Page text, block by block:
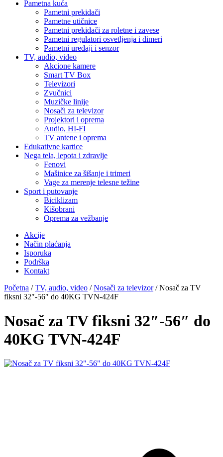
Pametna kuća
Pametni prekidači
Pametne utičnice
Pametni prekidači za roletne i zavese
Pametni regulatori osvetljenja i dimeri
Pametni uređaji i senzor
TV, audio, video
Akcione kamere
Smart TV Box
Televizori
Zvučnici
Muzičke linije
Nosači za televizor
Projektori i oprema
Audio, HI-FI
TV antene i oprema
Edukativne kartice
Nega tela, lepota i zdravlje
Fenovi
Mašinice za šišanje i trimeri
Vage za merenje telesne težine
Sport i putovanje
Biciklizam
Kišobrani
Oprema za vežbanje
Akcije
Način plaćanja
Isporuka
Podrška
Kontakt
Početna /TV, audio, video /Nosači za televizor/ Nosač za TV
fiksni 32″-56″ do 40KG TVN-424F
Nosač za TV fiksni 32″-56″ do
40KG TVN-424F